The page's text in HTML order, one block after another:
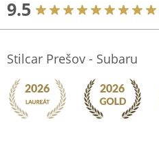
9.5
Stilcar Prešov - Subaru